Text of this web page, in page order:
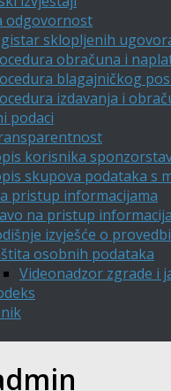
odgovornost
sklopljenih
obračuna i
blagajničkog
izdavanja i
podaci
korisnika
skupova podataka s
pristup informacijama
na pristup
izvješće o
osobnih podataka
Videonadzor zgrade i